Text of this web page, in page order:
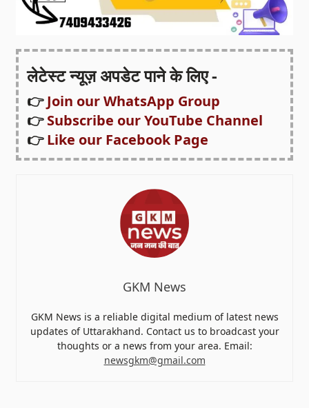
लेटेस्ट न्यूज़ अपडेट पाने के लिए -
👉Join our WhatsApp Group
👉Subscribe our YouTube Channel
👉Like our Facebook Page
GKM News
GKM News is a reliable digital medium of latest news
updates of Uttarakhand. Contact us to broadcast your
thoughts or a news from your area. Email:
newsgkm@gmail.com